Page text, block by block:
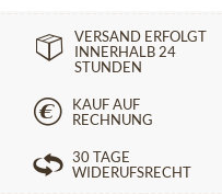
VERSAND ERFOLGT
INNERHALB 24
STUNDEN
KAUF AUF
RECHNUNG
30 TAGE
WIDERUFSRECHT